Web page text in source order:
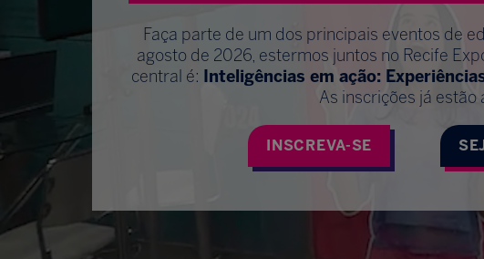
Faça parte de um dos principais eventos de
agosto de 2026, estermos juntos no Recife
central é: Inteligências em ação:
As inscrições já estão
INSCREVA-SE